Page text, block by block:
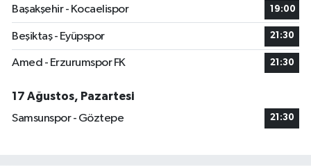
Başakşehir - Kocaelispor
19:00
Beşiktaş - Eyüpspor 21:30
Amed - Erzurumspor FK 21:30
17 Ağustos, Pazartesi
Samsunspor - Göztepe
21:30